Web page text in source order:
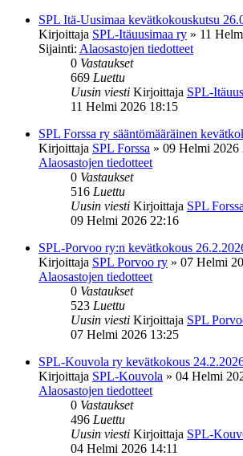
SPL Itä-Uusimaa kevätkokouskutsu
Kirjoittaja SPL-Itäuusimaa ry » 11
Sijainti: Alaosastojen tiedotteet
0 Vastaukset
669 Luettu
Uusin viesti Kirjoittaja SPL-
11 Helmi 2026 18:15
SPL Forssa ry sääntömääräinen
Kirjoittaja SPL Forssa » 09 Helmi 2026
Alaosastojen tiedotteet
0 Vastaukset
516 Luettu
Uusin viesti Kirjoittaja SPL Forssa
09 Helmi 2026 22:16
SPL-Porvoo ry:n kevätkokous
Kirjoittaja SPL Porvoo ry » 07 Helmi
Alaosastojen tiedotteet
0 Vastaukset
523 Luettu
Uusin viesti Kirjoittaja SPL
07 Helmi 2026 13:25
SPL-Kouvola ry kevätkokous
Kirjoittaja SPL-Kouvola » 04 Helmi
Alaosastojen tiedotteet
0 Vastaukset
496 Luettu
Uusin viesti Kirjoittaja SPL-
04 Helmi 2026 14:11